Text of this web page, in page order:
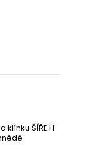
klínku ŠÍŘE H